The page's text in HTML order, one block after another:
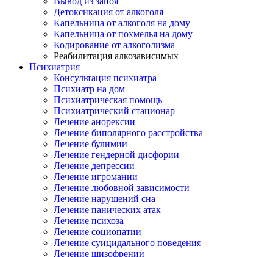
Детоксикация от алкоголя
Капельница от алкоголя на дому
Капельница от похмелья на дому
Кодирование от алкоголизма
Реабилитация алкозависимых
Психиатрия
Консультация психиатра
Психиатр на дом
Психиатрическая помощь
Психиатрический стационар
Лечение анорексии
Лечение биполярного расстройства
Лечение булимии
Лечение гендерной дисфории
Лечение депрессии
Лечение игромании
Лечение любовной зависимости
Лечение нарушений сна
Лечение панических атак
Лечение психоза
Лечение социопатии
Лечение суицидального поведения
Лечение шизофрении